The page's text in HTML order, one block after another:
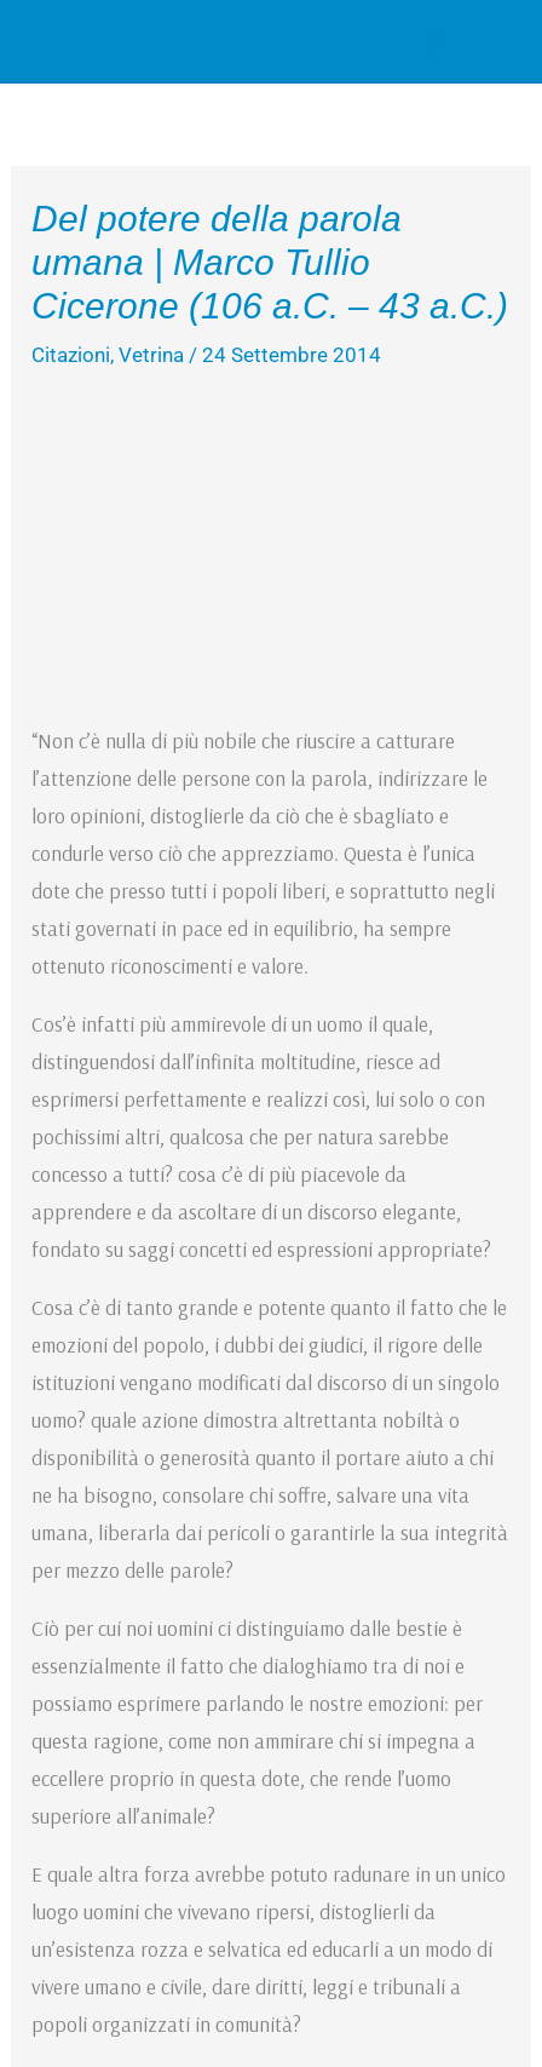
Del potere della parola
umana | Marco Tullio
Cicerone (106 a.C. – 43 a.C.)
Citazioni,Vetrina /24 Settembre 2014
“Non c’è nulla di più nobile che riuscire a catturare
l’attenzione delle persone con la parola, indirizzare le
loro opinioni, distoglierle da ciò che è sbagliato e
condurle verso ciò che apprezziamo. Questa è l’unica
dote che presso tutti i popoli liberi, e soprattutto negli
stati governati in pace ed in equilibrio, ha sempre
ottenuto riconoscimenti e valore.
Cos’è infatti più ammirevole di un uomo il quale,
distinguendosi dall’infinita moltitudine, riesce ad
esprimersi perfettamente e realizzi così, lui solo o con
pochissimi altri, qualcosa che per natura sarebbe
concesso a tutti? cosa c’è di più piacevole da
apprendere e da ascoltare di un discorso elegante,
fondato su saggi concetti ed espressioni appropriate?
Cosa c’è di tanto grande e potente quanto il fatto che le
emozioni del popolo, i dubbi dei giudici, il rigore delle
istituzioni vengano modificati dal discorso di un singolo
uomo? quale azione dimostra altrettanta nobiltà o
disponibilità o generosità quanto il portare aiuto a chi
ne ha bisogno, consolare chi soffre, salvare una vita
umana, liberarla dai pericoli o garantirle la sua integrità
per mezzo delle parole?
Ciò per cui noi uomini ci distinguiamo dalle bestie è
essenzialmente il fatto che dialoghiamo tra di noi e
possiamo esprimere parlando le nostre emozioni: per
questa ragione, come non ammirare chi si impegna a
eccellere proprio in questa dote, che rende l’uomo
superiore all’animale?
E quale altra forza avrebbe potuto radunare in un unico
luogo uomini che vivevano ripersi, distoglierli da
un’esistenza rozza e selvatica ed educarli a un modo di
vivere umano e civile, dare diritti, leggi e tribunali a
popoli organizzati in comunità?